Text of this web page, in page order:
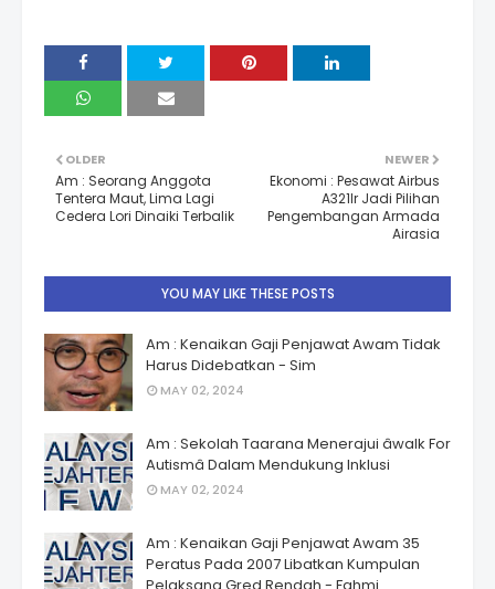
NEWER
Ekonomi : Pesawat Airbus
A321lr Jadi Pilihan
Pengembangan Armada
Airasia
OLDER
Am : Seorang Anggota
Tentera Maut, Lima Lagi
Cedera Lori Dinaiki Terbalik
YOU MAY LIKE THESE POSTS
Am : Kenaikan Gaji Penjawat Awam Tidak
Harus Didebatkan - Sim
MAY 02, 2024
Am : Sekolah Taarana Menerajui âwalk For
Autismâ Dalam Mendukung Inklusi
MAY 02, 2024
Am : Kenaikan Gaji Penjawat Awam 35
Peratus Pada 2007 Libatkan Kumpulan